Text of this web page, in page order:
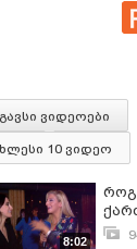
ვიდეოები
10 ვიდეო
8:02